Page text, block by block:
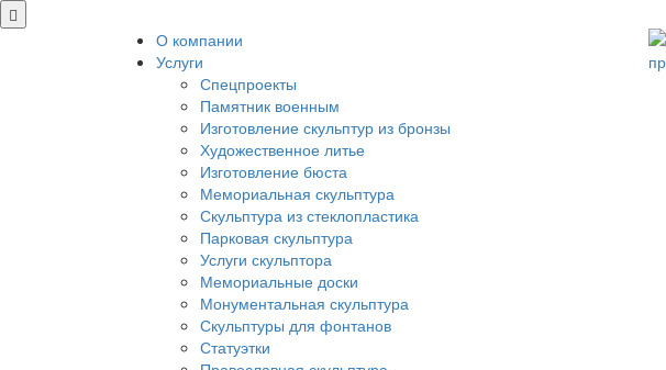
О компании
Услуги
Спецпроекты
Памятник военным
Изготовление скульптур из бронзы
Художественное литье
Изготовление бюста
Мемориальная скульптура
Скульптура из стеклопластика
Парковая скульптура
Услуги скульптора
Мемориальные доски
Монументальная скульптура
Скульптуры для фонтанов
Статуэтки